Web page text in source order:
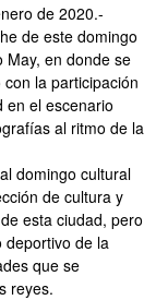
de 2020.-
de este domingo
May, en donde se
la participación
en el escenario
al ritmo de la
domingo cultural
de cultura y
esta ciudad, pero
deportivo de la
que se
reyes.